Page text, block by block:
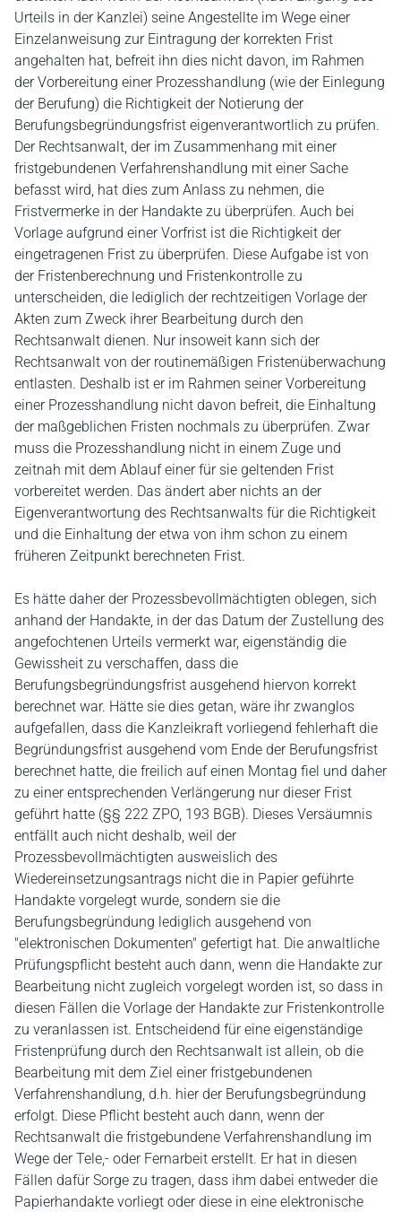
Urteils in der Kanzlei) seine Angestellte im Wege einer
Einzelanweisung zur Eintragung der korrekten Frist
angehalten hat, befreit ihn dies nicht davon, im Rahmen
der Vorbereitung einer Prozesshandlung (wie der Einlegung
der Berufung) die Richtigkeit der Notierung der
Berufungsbegründungsfrist eigenverantwortlich zu prüfen.
Der Rechtsanwalt, der im Zusammenhang mit einer
fristgebundenen Verfahrenshandlung mit einer Sache
befasst wird, hat dies zum Anlass zu nehmen, die
Fristvermerke in der Handakte zu überprüfen. Auch bei
Vorlage aufgrund einer Vorfrist ist die Richtigkeit der
eingetragenen Frist zu überprüfen. Diese Aufgabe ist von
der Fristenberechnung und Fristenkontrolle zu
unterscheiden, die lediglich der rechtzeitigen Vorlage der
Akten zum Zweck ihrer Bearbeitung durch den
Rechtsanwalt dienen. Nur insoweit kann sich der
Rechtsanwalt von der routinemäßigen Fristenüberwachung
entlasten. Deshalb ist er im Rahmen seiner Vorbereitung
einer Prozesshandlung nicht davon befreit, die Einhaltung
der maßgeblichen Fristen nochmals zu überprüfen. Zwar
muss die Prozesshandlung nicht in einem Zuge und
zeitnah mit dem Ablauf einer für sie geltenden Frist
vorbereitet werden. Das ändert aber nichts an der
Eigenverantwortung des Rechtsanwalts für die Richtigkeit
und die Einhaltung der etwa von ihm schon zu einem
früheren Zeitpunkt berechneten Frist.
Es hätte daher der Prozessbevollmächtigten oblegen, sich
anhand der Handakte, in der das Datum der Zustellung des
angefochtenen Urteils vermerkt war, eigenständig die
Gewissheit zu verschaffen, dass die
Berufungsbegründungsfrist ausgehend hiervon korrekt
berechnet war. Hätte sie dies getan, wäre ihr zwanglos
aufgefallen, dass die Kanzleikraft vorliegend fehlerhaft die
Begründungsfrist ausgehend vom Ende der Berufungsfrist
berechnet hatte, die freilich auf einen Montag fiel und daher
zu einer entsprechenden Verlängerung nur dieser Frist
geführt hatte (§§ 222 ZPO, 193 BGB). Dieses Versäumnis
entfällt auch nicht deshalb, weil der
Prozessbevollmächtigten ausweislich des
Wiedereinsetzungsantrags nicht die in Papier geführte
Handakte vorgelegt wurde, sondern sie die
Berufungsbegründung lediglich ausgehend von
"elektronischen Dokumenten" gefertigt hat. Die anwaltliche
Prüfungspflicht besteht auch dann, wenn die Handakte zur
Bearbeitung nicht zugleich vorgelegt worden ist, so dass in
diesen Fällen die Vorlage der Handakte zur Fristenkontrolle
zu veranlassen ist. Entscheidend für eine eigenständige
Fristenprüfung durch den Rechtsanwalt ist allein, ob die
Bearbeitung mit dem Ziel einer fristgebundenen
Verfahrenshandlung, d.h. hier der Berufungsbegründung
erfolgt. Diese Pflicht besteht auch dann, wenn der
Rechtsanwalt die fristgebundene Verfahrenshandlung im
Wege der Tele,- oder Fernarbeit erstellt. Er hat in diesen
Fällen dafür Sorge zu tragen, dass ihm dabei entweder die
Papierhandakte vorliegt oder diese in eine elektronische